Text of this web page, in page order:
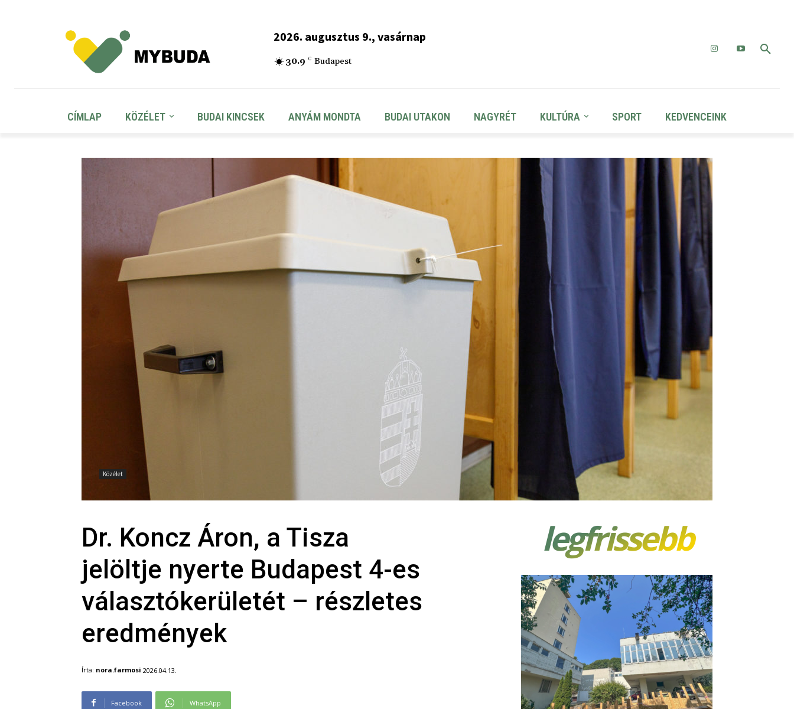
2026. augusztus 9., vasárnap
30.9 C Budapest
CÍMLAP KÖZÉLET BUDAI KINCSEK ANYÁM MONDTA BUDAI UTAKON NAGYRÉT KULTÚRA SPORT KEDVENCEINK
Közélet
Dr. Koncz Áron, a Tisza
jelöltje nyerte Budapest 4-es
választókerületét – részletes
eredmények
Írta: nora.farmosi 2026.04.13.
Facebook WhatsApp
legfrissebb